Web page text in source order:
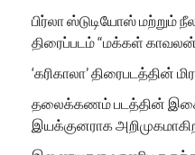
பிர்லா ஸ்டுடியோஸ் மற்றும்
திரைப்படம் “மக்கள்
‘கரிகாலா’ திரைபடத்தின்
தலைக்கணம் படத்தின்
இயக்குனராக